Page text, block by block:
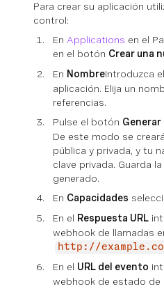
Para crear su aplicación
control:
En Applications en el
en el botón Crear una
En NombreIntroduzca
aplicación. Elija un
referencias.
Pulse el botón Generar
De este modo se
pública y privada, y tu
clave privada. Guarda
generado.
En Capacidades
En el Respuesta URL
webhook de llamadas
http://
En el URL del evento
webhook de estado de